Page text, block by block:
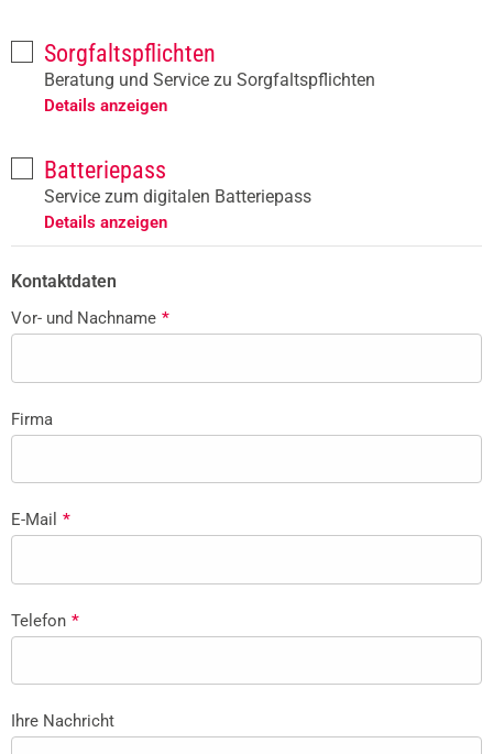
Sorgfaltspflichten
Beratung und Service zu Sorgfaltspflichten
Details anzeigen
Batteriepass
Service zum digitalen Batteriepass
Details anzeigen
Kontaktdaten
Vor- und Nachname *
Firma
E-Mail *
Telefon *
Ihre Nachricht